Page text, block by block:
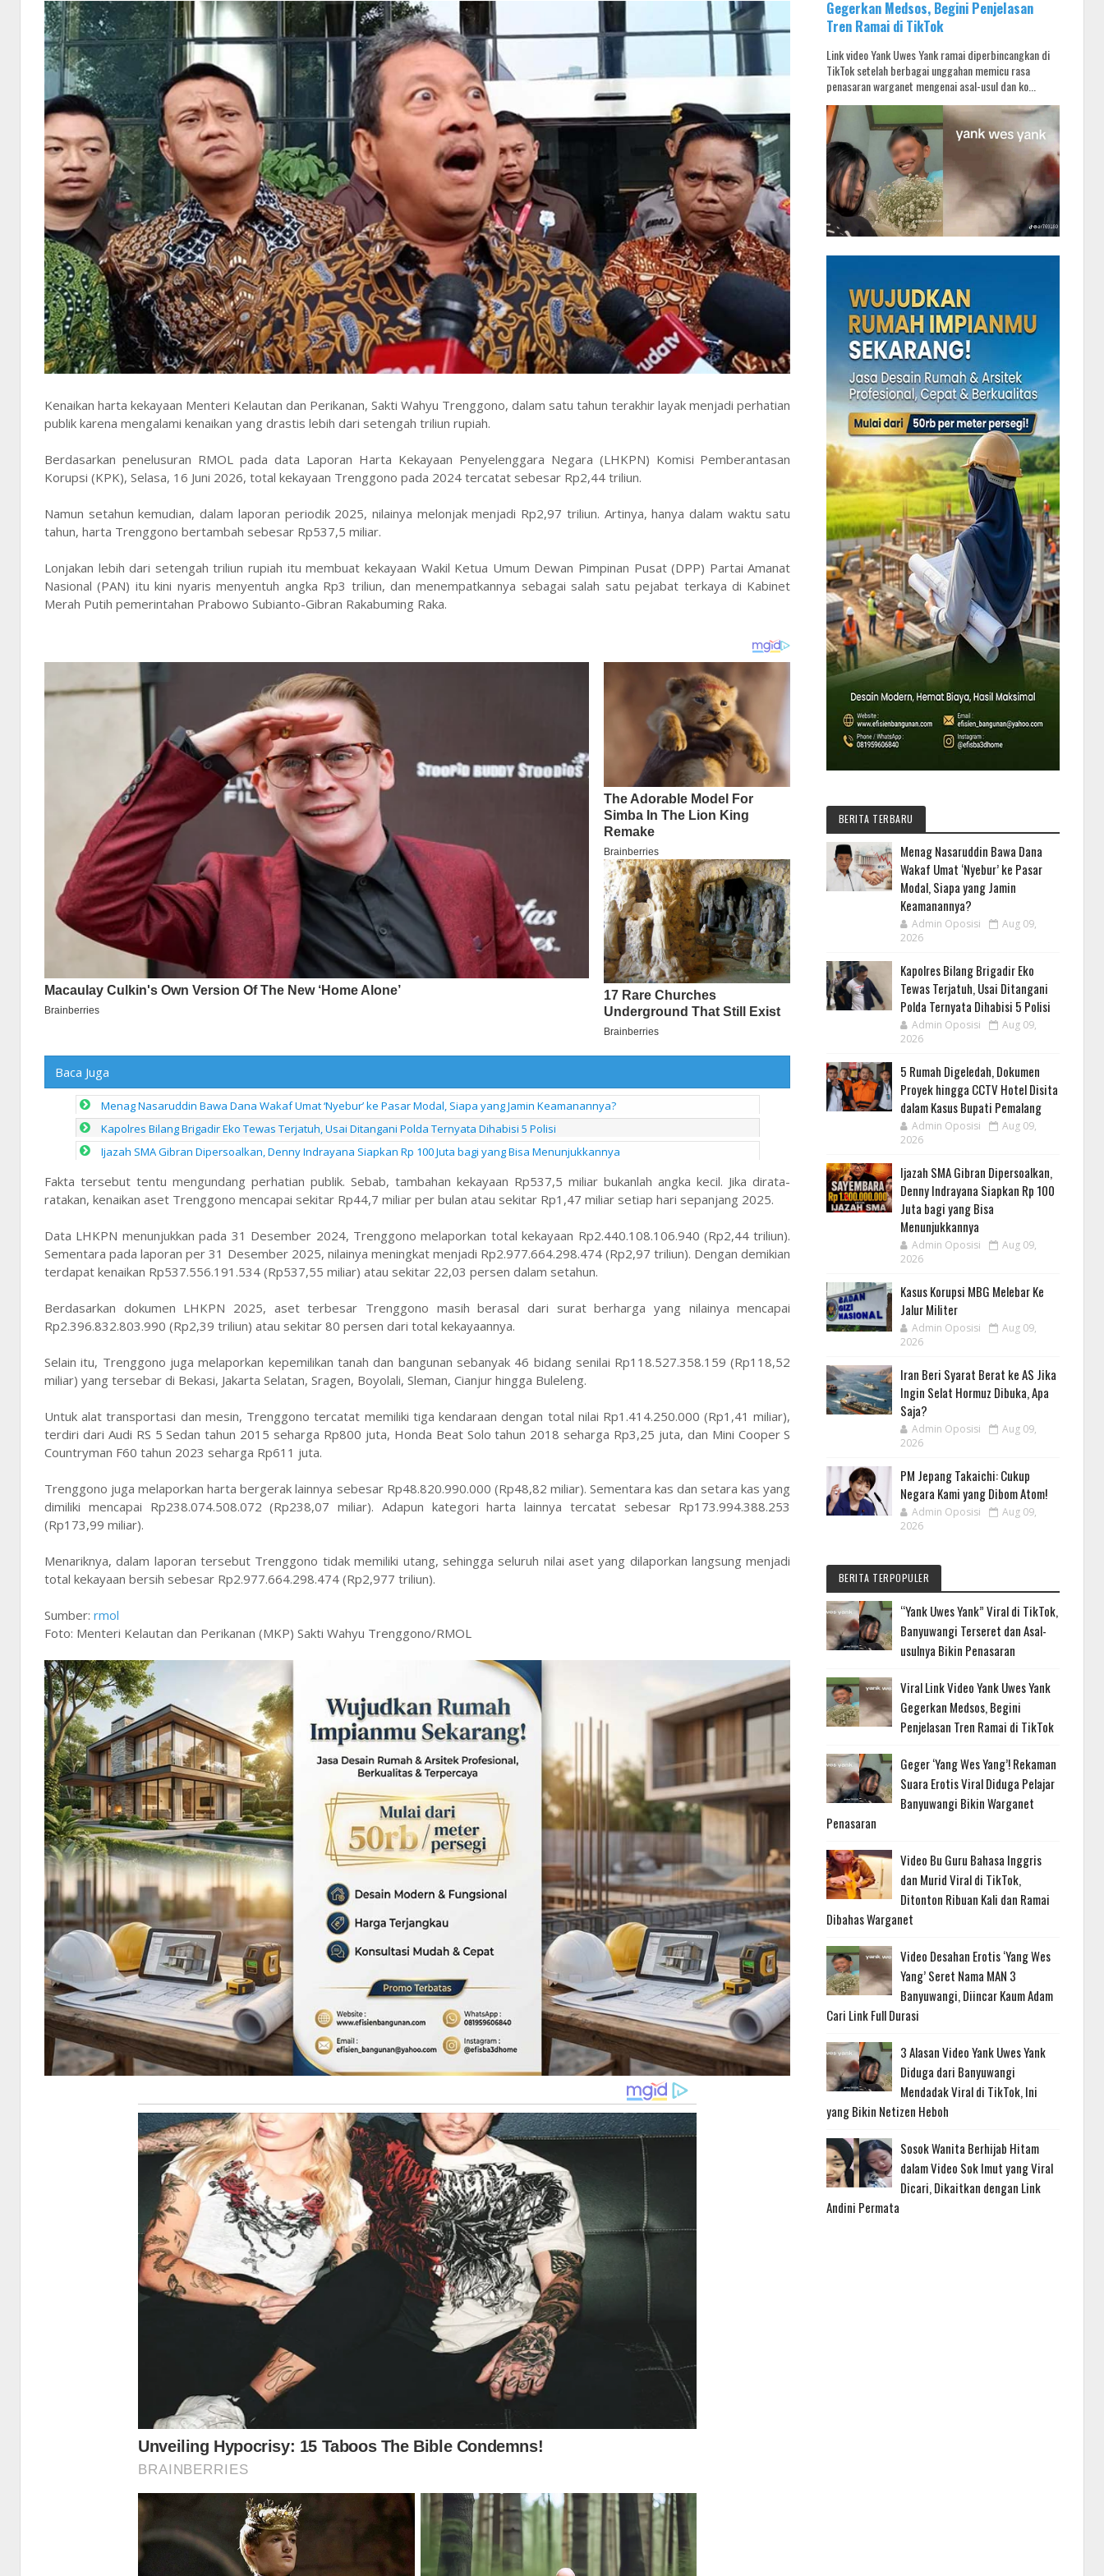
Kenaikan harta kekayaan Menteri Kelautan dan Perikanan, Sakti Wahyu Trenggono, dalam satu tahun terakhir layak menjadi perhatian
publik karena mengalami kenaikan yang drastis lebih dari setengah triliun rupiah.
Berdasarkan penelusuran RMOL pada data Laporan Harta Kekayaan Penyelenggara Negara (LHKPN) Komisi Pemberantasan
Korupsi (KPK), Selasa, 16 Juni 2026, total kekayaan Trenggono pada 2024 tercatat sebesar Rp2,44 triliun.
Namun setahun kemudian, dalam laporan periodik 2025, nilainya melonjak menjadi Rp2,97 triliun. Artinya, hanya dalam waktu satu
tahun, harta Trenggono bertambah sebesar Rp537,5 miliar.
Lonjakan lebih dari setengah triliun rupiah itu membuat kekayaan Wakil Ketua Umum Dewan Pimpinan Pusat (DPP) Partai Amanat
Nasional (PAN) itu kini nyaris menyentuh angka Rp3 triliun, dan menempatkannya sebagai salah satu pejabat terkaya di Kabinet
Merah Putih pemerintahan Prabowo Subianto-Gibran Rakabuming Raka.
Baca Juga
Menag Nasaruddin Bawa Dana Wakaf Umat ‘Nyebur’ ke Pasar Modal, Siapa yang Jamin Keamanannya?
Kapolres Bilang Brigadir Eko Tewas Terjatuh, Usai Ditangani Polda Ternyata Dihabisi 5 Polisi
Ijazah SMA Gibran Dipersoalkan, Denny Indrayana Siapkan Rp 100 Juta bagi yang Bisa Menunjukkannya
Fakta tersebut tentu mengundang perhatian publik. Sebab, tambahan kekayaan Rp537,5 miliar bukanlah angka kecil. Jika dirata-
ratakan, kenaikan aset Trenggono mencapai sekitar Rp44,7 miliar per bulan atau sekitar Rp1,47 miliar setiap hari sepanjang 2025.
Data LHKPN menunjukkan pada 31 Desember 2024, Trenggono melaporkan total kekayaan Rp2.440.108.106.940 (Rp2,44 triliun).
Sementara pada laporan per 31 Desember 2025, nilainya meningkat menjadi Rp2.977.664.298.474 (Rp2,97 triliun). Dengan demikian
terdapat kenaikan Rp537.556.191.534 (Rp537,55 miliar) atau sekitar 22,03 persen dalam setahun.
Berdasarkan dokumen LHKPN 2025, aset terbesar Trenggono masih berasal dari surat berharga yang nilainya mencapai
Rp2.396.832.803.990 (Rp2,39 triliun) atau sekitar 80 persen dari total kekayaannya.
Selain itu, Trenggono juga melaporkan kepemilikan tanah dan bangunan sebanyak 46 bidang senilai Rp118.527.358.159 (Rp118,52
miliar) yang tersebar di Bekasi, Jakarta Selatan, Sragen, Boyolali, Sleman, Cianjur hingga Buleleng.
Untuk alat transportasi dan mesin, Trenggono tercatat memiliki tiga kendaraan dengan total nilai Rp1.414.250.000 (Rp1,41 miliar),
terdiri dari Audi RS 5 Sedan tahun 2015 seharga Rp800 juta, Honda Beat Solo tahun 2018 seharga Rp3,25 juta, dan Mini Cooper S
Countryman F60 tahun 2023 seharga Rp611 juta.
Trenggono juga melaporkan harta bergerak lainnya sebesar Rp48.820.990.000 (Rp48,82 miliar). Sementara kas dan setara kas yang
dimiliki mencapai Rp238.074.508.072 (Rp238,07 miliar). Adapun kategori harta lainnya tercatat sebesar Rp173.994.388.253
(Rp173,99 miliar).
Menariknya, dalam laporan tersebut Trenggono tidak memiliki utang, sehingga seluruh nilai aset yang dilaporkan langsung menjadi
total kekayaan bersih sebesar Rp2.977.664.298.474 (Rp2,977 triliun).
Sumber: rmol
Foto: Menteri Kelautan dan Perikanan (MKP) Sakti Wahyu Trenggono/RMOL
Gegerkan Medsos, Begini Penjelasan
Tren Ramai di TikTok
Link video Yank Uwes Yank ramai diperbincangkan di
TikTok setelah berbagai unggahan memicu rasa
penasaran warganet mengenai asal-usul dan ko...
BERITA TERBARU
Menag Nasaruddin Bawa Dana
Wakaf Umat ‘Nyebur’ ke Pasar
Modal, Siapa yang Jamin
Keamanannya?
Admin Oposisi
Aug 09,
2026
Kapolres Bilang Brigadir Eko
Tewas Terjatuh, Usai Ditangani
Polda Ternyata Dihabisi 5 Polisi
Admin Oposisi
Aug 09,
2026
5 Rumah Digeledah, Dokumen
Proyek hingga CCTV Hotel Disita
dalam Kasus Bupati Pemalang
Admin Oposisi
Aug 09,
2026
Ijazah SMA Gibran Dipersoalkan,
Denny Indrayana Siapkan Rp 100
Juta bagi yang Bisa
Menunjukkannya
Admin Oposisi
Aug 09,
2026
Kasus Korupsi MBG Melebar Ke
Jalur Militer
Admin Oposisi
Aug 09,
2026
Iran Beri Syarat Berat ke AS Jika
Ingin Selat Hormuz Dibuka, Apa
Saja?
Admin Oposisi
Aug 09,
2026
PM Jepang Takaichi: Cukup
Negara Kami yang Dibom Atom!
Admin Oposisi
Aug 09,
2026
BERITA TERPOPULER
“Yank Uwes Yank” Viral di TikTok,
Banyuwangi Terseret dan Asal-
usulnya Bikin Penasaran
Viral Link Video Yank Uwes Yank
Gegerkan Medsos, Begini
Penjelasan Tren Ramai di TikTok
Geger ‘Yang Wes Yang’! Rekaman
Suara Erotis Viral Diduga Pelajar
Banyuwangi Bikin Warganet
Penasaran
Video Bu Guru Bahasa Inggris
dan Murid Viral di TikTok,
Ditonton Ribuan Kali dan Ramai
Dibahas Warganet
Video Desahan Erotis ‘Yang Wes
Yang’ Seret Nama MAN 3
Banyuwangi, Diincar Kaum Adam
Cari Link Full Durasi
3 Alasan Video Yank Uwes Yank
Diduga dari Banyuwangi
Mendadak Viral di TikTok, Ini
yang Bikin Netizen Heboh
Sosok Wanita Berhijab Hitam
dalam Video Sok Imut yang Viral
Dicari, Dikaitkan dengan Link
Andini Permata